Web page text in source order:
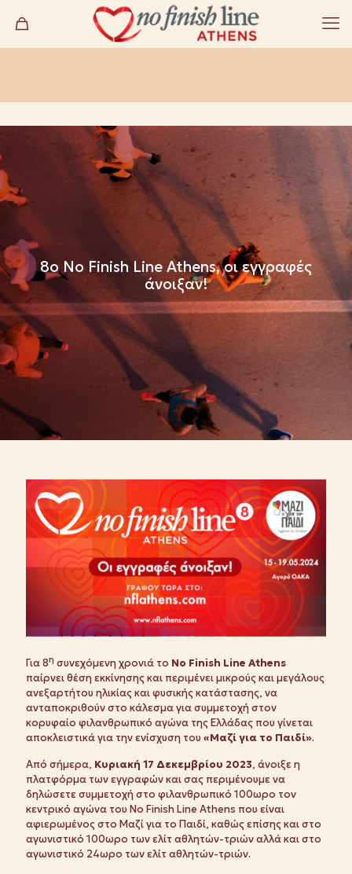
8ο No Finish Line Athens, οι εγγραφές
άνοιξαν!
Για 8η συνεχόμενη χρονιά το No Finish Line Athens
παίρνει θέση εκκίνησης και περιμένει μικρούς και μεγάλους
ανεξαρτήτου ηλικίας και φυσικής κατάστασης, να
ανταποκριθούν στο κάλεσμα για συμμετοχή στον
κορυφαίο φιλανθρωπικό αγώνα της Ελλάδας που γίνεται
αποκλειστικά για την ενίσχυση του «Μαζί για το Παιδί».
Από σήμερα, Κυριακή 17 Δεκεμβρίου 2023, άνοιξε η
πλατφόρμα των εγγραφών και σας περιμένουμε να
δηλώσετε συμμετοχή στο φιλανθρωπικό 100ωρο τον
κεντρικό αγώνα του No Finish Line Athens που είναι
αφιερωμένος στο Μαζί για το Παιδί, καθώς επίσης και στο
αγωνιστικό 100ωρο των ελίτ αθλητών-τριών αλλά και στο
αγωνιστικό 24ωρο των ελίτ αθλητών-τριών.